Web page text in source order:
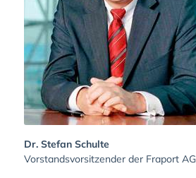
Dr. Stefan Schulte
Vorstandsvorsitzender der Fraport AG